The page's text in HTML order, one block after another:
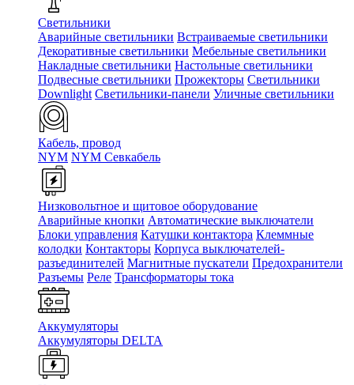
Светильники
Аварийные светильники Встраиваемые светильники
Декоративные светильники Мебельные светильники
Накладные светильники Настольные светильники
Подвесные светильники Прожекторы Светильники
Downlight Светильники-панели Уличные светильники
Кабель, провод
NYM NYM Севкабель
Низковольтное и щитовое оборудование
Аварийные кнопки Автоматические выключатели
Блоки управления Катушки контактора Клеммные
колодки Контакторы Корпуса выключателей-
разъединителей Магнитные пускатели Предохранители
Разъемы Реле Трансформаторы тока
Аккумуляторы
Аккумуляторы DELTA